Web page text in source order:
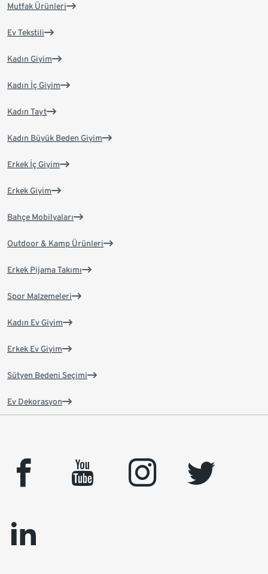
Mutfak Ürünleri
Ev Tekstili
Kadın Giyim
Kadın İç Giyim
Kadın Tayt
Kadın Büyük Beden Giyim
Erkek İç Giyim
Erkek Giyim
Bahçe Mobilyaları
Outdoor & Kamp Ürünleri
Erkek Pijama Takımı
Spor Malzemeleri
Kadın Ev Giyim
Erkek Ev Giyim
Sütyen Bedeni Seçimi
Ev Dekorasyon
facebook youtube instagram
twitter
linkedin